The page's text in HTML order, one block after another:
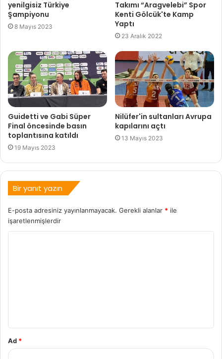
yenilgisiz Türkiye
Şampiyonu
8 Mayıs 2023
Takımı “Aragvelebi” Spor
Kenti Gölcük'te Kamp
Yaptı
23 Aralık 2022
Guidetti ve Gabi Süper
Final öncesinde basın
toplantısına katıldı
19 Mayıs 2023
Nilüfer'in sultanları Avrupa
kapılarını açtı
13 Mayıs 2023
Bir yanıt yazın
E-posta adresiniz yayınlanmayacak. Gerekli alanlar * ile
işaretlenmişlerdir
Ad *